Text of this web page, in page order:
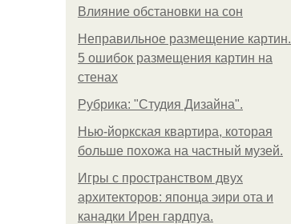
Влияние обстановки на сон
Неправильное размещение картин.
5 ошибок размещения картин на
стенах
Рубрика: "Студия Дизайна".
Нью-йоркская квартира, которая
больше похожа на частный музей.
Игры с пространством двух
архитекторов: японца эири ота и
канадки Ирен гардпуа.